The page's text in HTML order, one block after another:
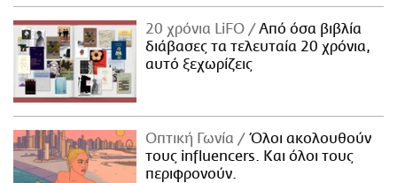
20 χρόνια LiFO
Από όσα βιβλία
διάβασες τα τελευταία 20 χρόνια,
αυτό ξεχωρίζεις
Οπτική Γωνία
Όλοι ακολουθούν
τους influencers. Και όλοι τους
περιφρονούν.